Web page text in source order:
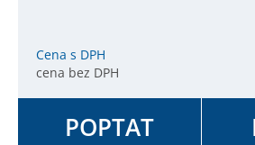
Cena s DPH
cena bez DPH
POPTAT